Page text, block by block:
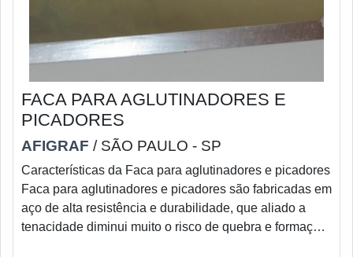
FACA PARA AGLUTINADORES E
PICADORES
AFIGRAF / SÃO PAULO - SP
Características da Faca para aglutinadores e picadores
Faca para aglutinadores e picadores são fabricadas em
aço de alta resistência e durabilidade, que aliado a
tenacidade diminui muito o risco de quebra e formação